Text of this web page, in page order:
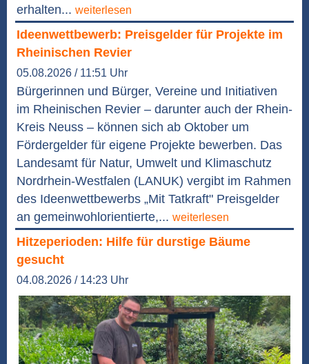
erhalten... weiterlesen
Ideenwettbewerb: Preisgelder für Projekte im
Rheinischen Revier
05.08.2026 / 11:51 Uhr
Bürgerinnen und Bürger, Vereine und Initiativen
im Rheinischen Revier – darunter auch der Rhein-
Kreis Neuss – können sich ab Oktober um
Fördergelder für eigene Projekte bewerben. Das
Landesamt für Natur, Umwelt und Klimaschutz
Nordrhein-Westfalen (LANUK) vergibt im Rahmen
des Ideenwettbewerbs „Mit Tatkraft" Preisgelder
an gemeinwohlorientierte,... weiterlesen
Hitzeperioden: Hilfe für durstige Bäume
gesucht
04.08.2026 / 14:23 Uhr